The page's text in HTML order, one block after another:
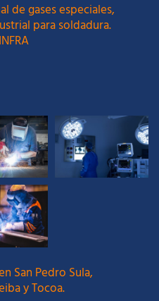
de gases especiales,
para soldadura.
San Pedro Sula,
y Tocoa.